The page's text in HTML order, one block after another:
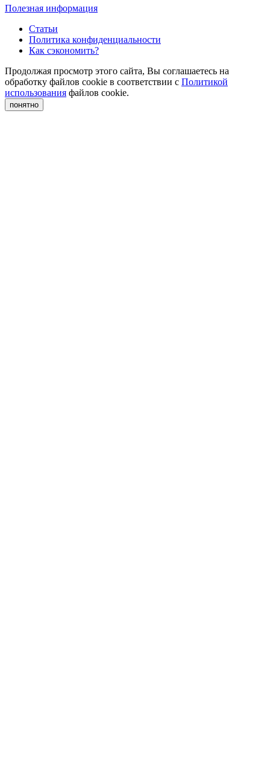
Полезная информация
Статьи
Политика конфиденциальности
Как сэкономить?
Продолжая просмотр этого сайта, Вы соглашаетесь на
обработку файлов cookie в соответствии с Политикой
использования файлов cookie.
понятно